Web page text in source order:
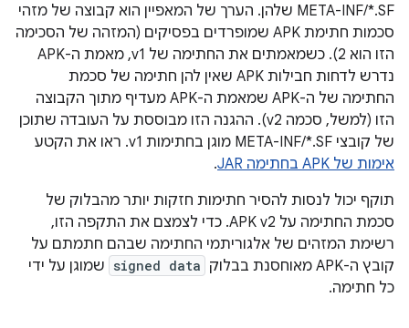
META-INF/*.SF שלהן. הערך של המאפיין הוא קבוצה של מזהי
סכמות חתימת APK שמופרדים בפסיקים (המזהה של הסכימה
הזו הוא 2). כשמאמתים את החתימה של v1, מאמת ה-APK
נדרש לדחות חבילות APK שאין להן חתימה של סכמת
החתימה של ה-APK שמאמת ה-APK מעדיף מתוך הקבוצה
הזו (למשל, סכמה v2). ההגנה הזו מבוססת על העובדה שתוכן
של קובצי META-INF/*.SF מוגן בחתימות v1. ראו את הקטע
אימות של APK בחתימה JAR
.
תוקף יכול לנסות להסיר חתימות חזקות יותר מהבלוק של
סכמת החתימה על APK v2. כדי לצמצם את התקפה הזו,
רשימת המזהים של אלגוריתמי החתימה שבהם חתמתם על
קובץ ה-APK מאוחסנת בבלוק
signed data שמוגן על ידי
כל חתימה.